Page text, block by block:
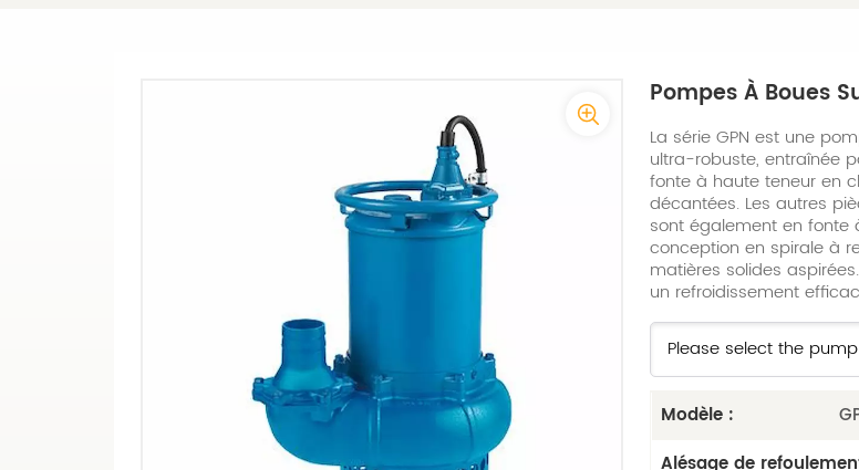
Pompes À Boues
La série GPN est une
ultra-robuste, entraînée
fonte à haute teneur en
décantées. Les autres
sont également en fonte
conception en spirale à
matières solides
un refroidissement
Modèle :
Alésage de